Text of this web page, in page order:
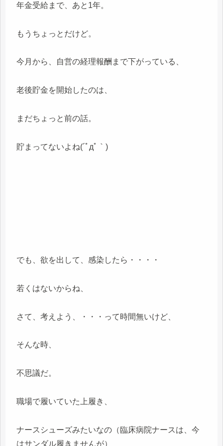
年金受給まで、あと1年。
もうちょっとだけど。
今月から、自営の経理報酬まで下がっている、
老後貯金を開始したのは、
まだちょっと前の話。
貯まってないよね(´ﾟдﾟ｀)
でも、欲を出して、感染したら・・・・
若くはないからね、
さて、考えよう、・・・って時間無いけど、
そんな時、
不思議だ。
職場で履いていた上履き、
ナースシューズみたいなの（臨床病院ナースは、今
はサンダル履きませんが）